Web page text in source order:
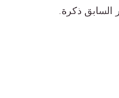
ذكرة.